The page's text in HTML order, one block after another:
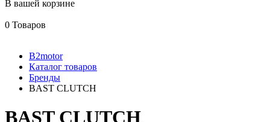
В вашей корзине
0 Товаров
B2motor
Каталог товаров
Бренды
BAST CLUTCH
BAST CLUTCH